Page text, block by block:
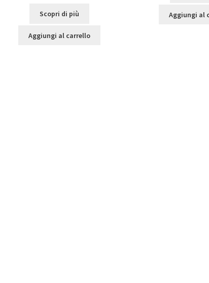
Scopri di più
Aggiungi al carrello
Aggiungi al